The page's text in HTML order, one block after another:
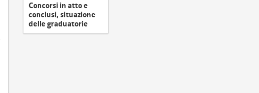
Concorsi in atto e
conclusi, situazione
delle graduatorie